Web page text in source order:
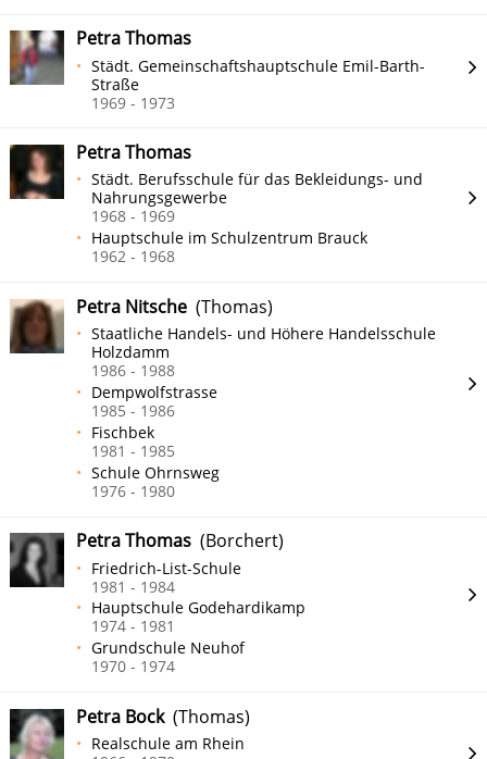
Petra Thomas
Städt. Gemeinschaftshauptschule Emil-Barth-
Straße
1969 - 1973
Petra Thomas
Städt. Berufsschule für das Bekleidungs- und
Nahrungsgewerbe
1968 - 1969
Hauptschule im Schulzentrum Brauck
1962 - 1968
Petra Nitsche (Thomas)
Staatliche Handels- und Höhere Handelsschule
Holzdamm
1986 - 1988
Dempwolfstrasse
1985 - 1986
Fischbek
1981 - 1985
Schule Ohrnsweg
1976 - 1980
Petra Thomas (Borchert)
Friedrich-List-Schule
1981 - 1984
Hauptschule Godehardikamp
1974 - 1981
Grundschule Neuhof
1970 - 1974
Petra Bock(Thomas)
Realschule am Rhein